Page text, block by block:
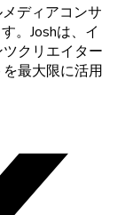
ディアコンサ
。Joshは、イ
クリエイター
最大限に活用